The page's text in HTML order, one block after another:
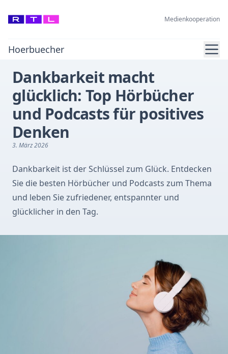
Medienkooperation
Hoerbuecher
Dankbarkeit macht
glücklich: Top Hörbücher
und Podcasts für positives
Denken
3. März 2026
Dankbarkeit ist der Schlüssel zum Glück. Entdecken
Sie die besten Hörbücher und Podcasts zum Thema
und leben Sie zufriedener, entspannter und
glücklicher in den Tag.